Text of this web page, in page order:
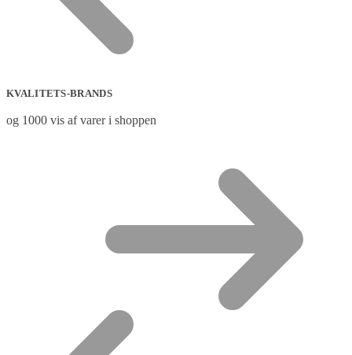
KVALITETS-BRANDS
og 1000 vis af varer i shoppen